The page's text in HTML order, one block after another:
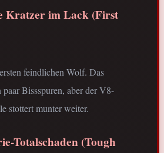
Kratzer im Lack (First
feindlichen Wolf. Das
paar Bissspuren, aber der V8-
stottert munter weiter.
Totalschaden (Tough